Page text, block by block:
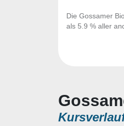
Die Gossamer
als 5.9 % aller